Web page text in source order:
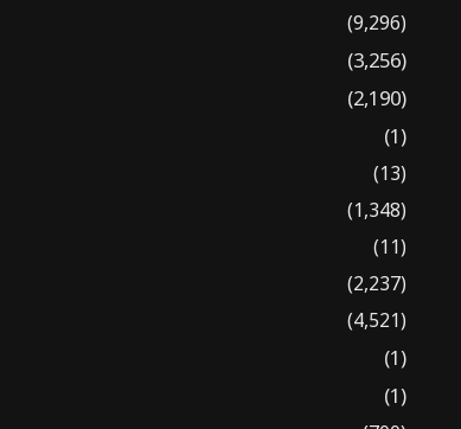
(9,296)
(3,256)
(2,190)
(1)
(13)
(1,348)
(11)
(2,237)
(4,521)
(1)
(1)